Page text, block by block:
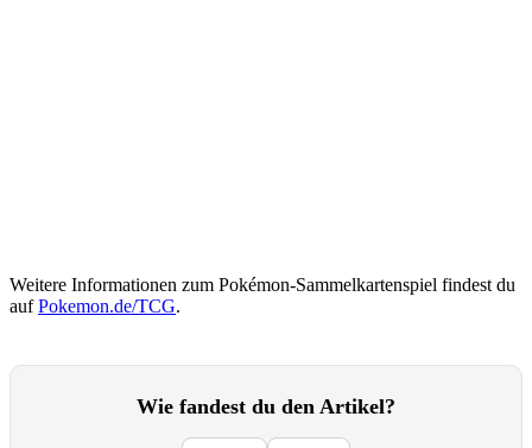
Weitere Informationen zum Pokémon-Sammelkartenspiel findest du
aufPokemon.de/TCG.
Wie fandest du den Artikel?